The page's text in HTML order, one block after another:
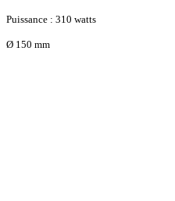
Puissance : 310 watts
Ø 150 mm